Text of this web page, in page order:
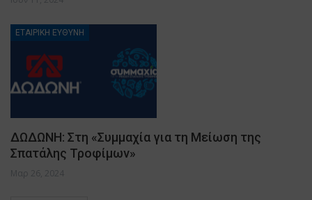
ΕΤΑΙΡΙΚΗ ΕΥΘΥΝΗ
ΔΩΔΩΝΗ: Στη «Συμμαχία για τη Μείωση της
Σπατάλης Τροφίμων»
Μαρ 26, 2024